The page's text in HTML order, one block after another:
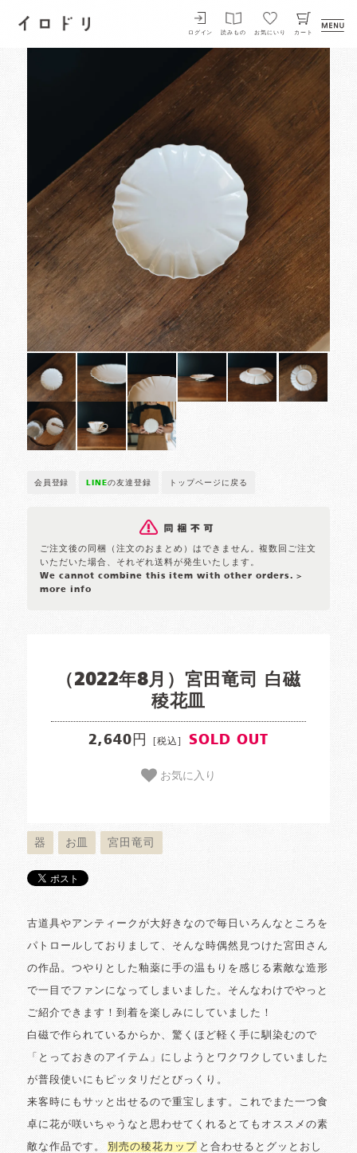
イロドリ
ログイン 読みもの お気にいり カート
会員登録 LINEの友達登録 トップページに戻る
ご注文後の同梱（注文のおまとめ）はできません。複数回ご注文
いただいた場合、それぞれ送料が発生いたします。
We cannot combine this item with other orders. >
more info
（2022年8月）宮田竜司 白磁
稜花皿
2,640円 [税込] SOLD OUT
お気に入り
器 お皿 宮田竜司
古道具やアンティークが大好きなので毎日いろんなところを
パトロールしておりまして、そんな時偶然見つけた宮田さん
の作品。つやりとした釉薬に手の温もりを感じる素敵な造形
で一目でファンになってしまいました。そんなわけでやっと
ご紹介できます！到着を楽しみにしていました！
白磁で作られているからか、驚くほど軽く手に馴染むので
「とっておきのアイテム」にしようとワクワクしていました
が普段使いにもピッタリだとびっくり。
来客時にもサッと出せるので重宝します。これでまた一つ食
卓に花が咲いちゃうなと思わせてくれるとてもオススメの素
敵な作品です。 別売の稜花カップ と合わせるとグッとおし